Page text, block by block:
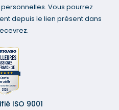
Vous pourrez
depuis le lien présent dans
ISO 9001